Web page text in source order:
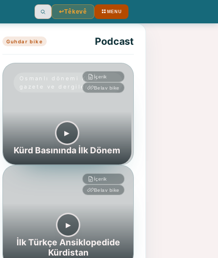
Ara ↩︎Têkevê MENU
Guhdar bike Podcast
Osmanlı dönemi Kürd
gazete ve dergileri
İçerik
Belav bike
▶︎
Kürd Basınında İlk Dönem
İçerik
Belav bike
▶︎
İlk Türkçe Ansiklopedide
Kürdistan